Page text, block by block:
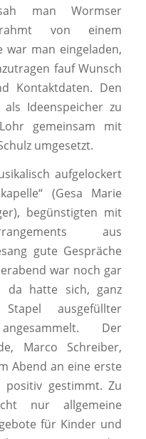
man Wormser
von einem
war man eingeladen,
fauf Wunsch
Kontaktdaten. Den
Ideenspeicher zu
gemeinsam mit
umgesetzt.
aufgelockert
(Gesa Marie
begünstigten mit
aus
gute Gespräche
war noch gar
da hatte sich, ganz
ausgefüllter
Der
Marco Schreiber,
Abend an eine erste
gestimmt. Zu
nur allgemeine
für Kinder und